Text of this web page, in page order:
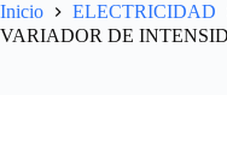
Inicio ELECTRICIDAD
VARIADOR DE